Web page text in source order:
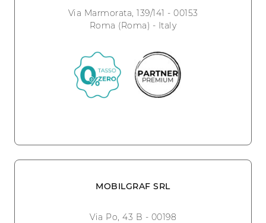
Via Marmorata, 139/141 - 00153
Roma (Roma) - Italy
MOBILGRAF SRL
Via Po, 43 B - 00198